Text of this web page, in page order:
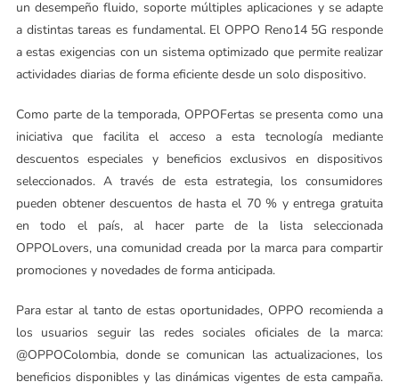
un desempeño fluido, soporte múltiples aplicaciones y se adapte
a distintas tareas es fundamental. El OPPO Reno14 5G responde
a estas exigencias con un sistema optimizado que permite realizar
actividades diarias de forma eficiente desde un solo dispositivo.
Como parte de la temporada, OPPOFertas se presenta como una
iniciativa que facilita el acceso a esta tecnología mediante
descuentos especiales y beneficios exclusivos en dispositivos
seleccionados. A través de esta estrategia, los consumidores
pueden obtener descuentos de hasta el 70 % y entrega gratuita
en todo el país, al hacer parte de la lista seleccionada
OPPOLovers, una comunidad creada por la marca para compartir
promociones y novedades de forma anticipada.
Para estar al tanto de estas oportunidades, OPPO recomienda a
los usuarios seguir las redes sociales oficiales de la marca:
@OPPOColombia, donde se comunican las actualizaciones, los
beneficios disponibles y las dinámicas vigentes de esta campaña.